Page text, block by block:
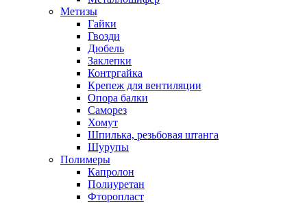
Метизы
Гайки
Гвозди
Дюбель
Заклепки
Контргайка
Крепеж для вентиляции
Опора балки
Саморез
Хомут
Шпилька, резьбовая штанга
Шурупы
Полимеры
Капролон
Полиуретан
Фторопласт